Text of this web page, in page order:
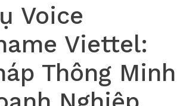
Voice
Viettel:
Thông Minh